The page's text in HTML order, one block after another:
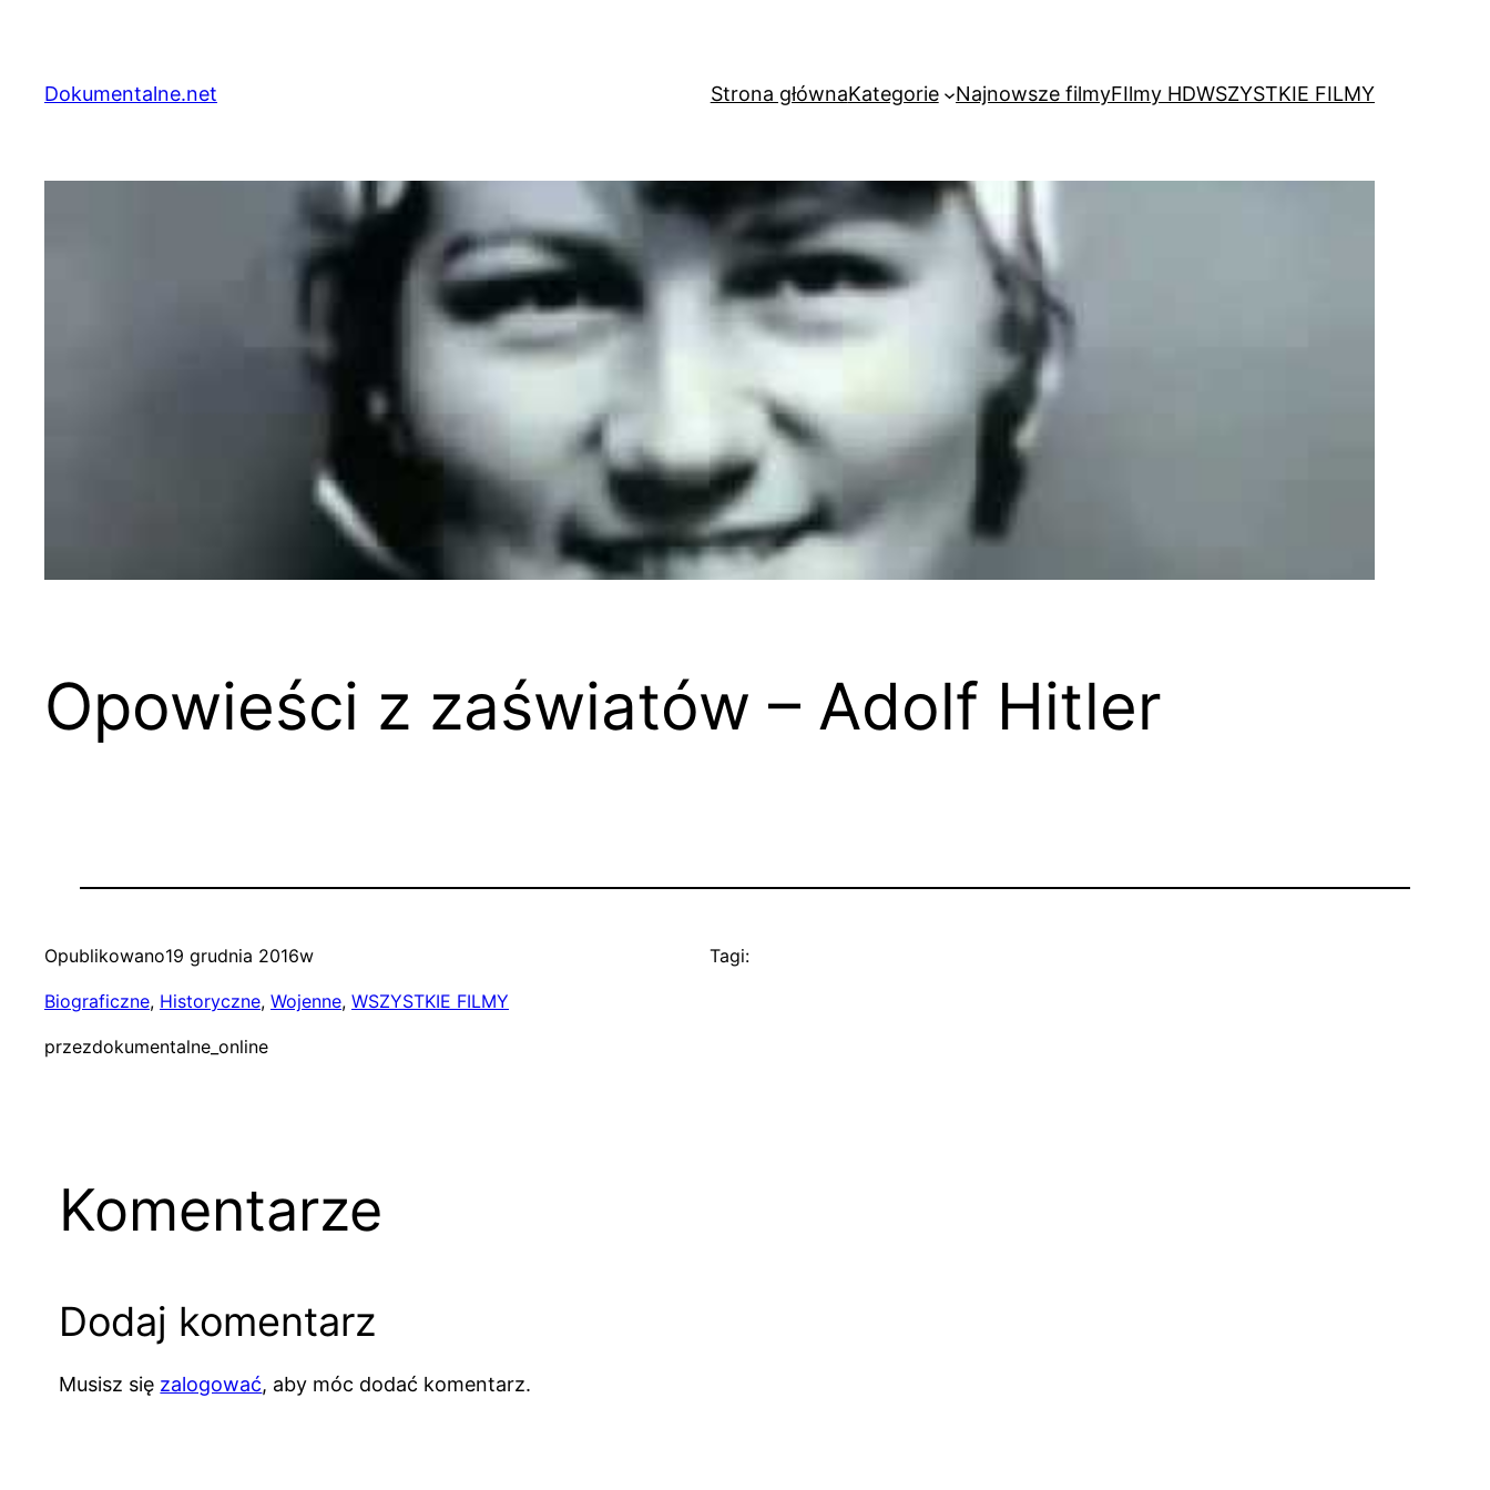
treściDokumentalne.net Strona głównaKategorie Najnowsze filmyFIlmy HDWSZYSTKIE FILMY
Opowieści z zaświatów – Adolf Hitler
Opublikowano19 grudnia 2016w
Biograficzne, Historyczne, Wojenne, WSZYSTKIE FILMY
przezdokumentalne_online
Tagi:
Komentarze
Dodaj komentarz
Musisz się zalogować, aby móc dodać komentarz.